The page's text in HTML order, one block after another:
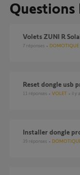
Questions
Volets ZUNI R
7 réponses DOMOTIQUE
reset dongle usb
11 réponses VOLET il
installer dongle
39 réponses